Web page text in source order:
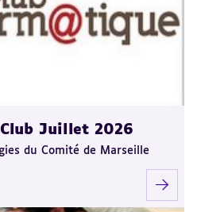
Juillet 2026
du Comité de Marseille